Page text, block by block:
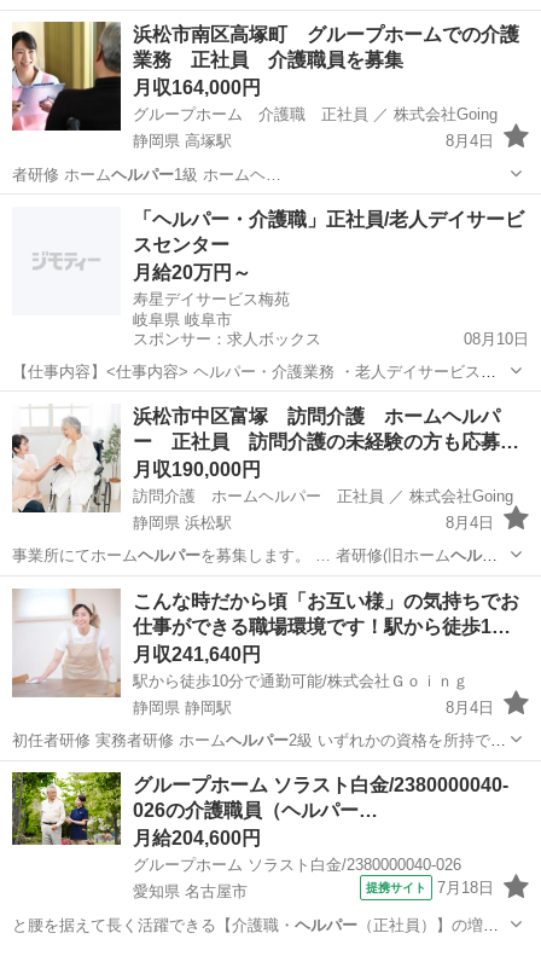
ちの方【仕事内…
愛知 名古屋市 ドライバー
浜松市南区高塚町 グループホームでの介護
業務 正社員 介護職員を募集
月収164,000円
グループホーム 介護職 正社員 ／ 株式会社Going
静岡県 高塚駅
8月4日
者研修 ホームヘルパー1級 ホームヘ…
高塚駅 介護士 業務
「ヘルパー・介護職」正社員/老人デイサービ
スセンター
月給20万円～
寿星デイサービス梅苑
岐阜県 岐阜市
スポンサー：求人ボックス
08月10日
【仕事内容】<仕事内容> ヘルパー・介護業務 ・老人デイサービスセ
ンターにおけるヘルパー・介護職業務 <求人PR> <雇用形態>正社員 <
雇用期間の有無>なし <職種>ヘルパー・介護職 ・求人詳細: <応募要件
(必須資格)> <給...
正社員
浜松市中区富塚 訪問介護 ホームヘルパ
ー 正社員 訪問介護の未経験の方も応募可
能
月収190,000円
訪問介護 ホームヘルパー 正社員 ／ 株式会社Going
静岡県 浜松駅
8月4日
事業所にてホームヘルパーを募集します。 … 者研修(旧ホームヘルパ
ー1級) 初任者… 研修(旧ホームヘルパー2級) ※いず… 松市 訪問介護
ヘルパー求人 をお探し…
静岡 浜松市 浜松駅 ホームヘルパー 業務
こんな時だから頃「お互い様」の気持ちでお
仕事ができる職場環境です！駅から徒歩1…
月収241,640円
駅から徒歩10分で通勤可能/株式会社Ｇｏｉｎｇ
静岡県 静岡駅
8月4日
初任者研修 実務者研修 ホームヘルパー2級 いずれかの資格を所持で可
…静岡 浜松市 静岡駅 グループホーム
グループホーム ソラスト白金/2380000040-
026の介護職員（ヘルパー…
月給204,600円
グループホーム ソラスト白金/2380000040-026
愛知県 名古屋市
提携サイト 7月18日
と腰を据えて長く活躍できる【介護職・ ヘルパー（正社員）】の増員